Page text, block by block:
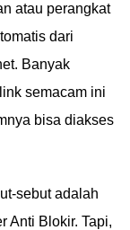
atau perangkat
dari
Banyak
semacam ini
bisa diakses
sebut adalah
Anti Blokir. Tapi,